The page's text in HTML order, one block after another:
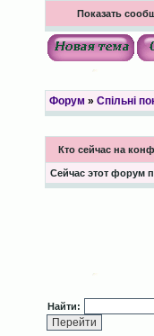
Показать
Форум » Спільні
Кто сейчас на
Сейчас этот форум
Найти: